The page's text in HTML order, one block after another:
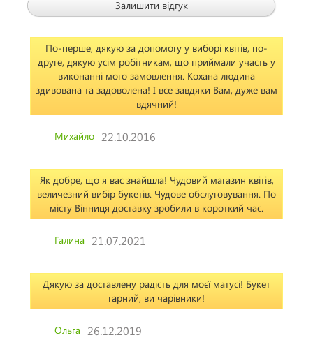
Залишити відгук
По-перше, дякую за допомогу у виборі квітів, по-
друге, дякую усім робітникам, що приймали участь у
виконанні мого замовлення. Кохана людина
здивована та задоволена! І все завдяки Вам, дуже вам
вдячний!
Михайло 22.10.2016
Як добре, що я вас знайшла! Чудовий магазин квітів,
величезний вибір букетів. Чудове обслуговування. По
місту Вінниця доставку зробили в короткий час.
Галина 21.07.2021
Дякую за доставлену радість для моєї матусі! Букет
гарний, ви чарівники!
Ольга 26.12.2019